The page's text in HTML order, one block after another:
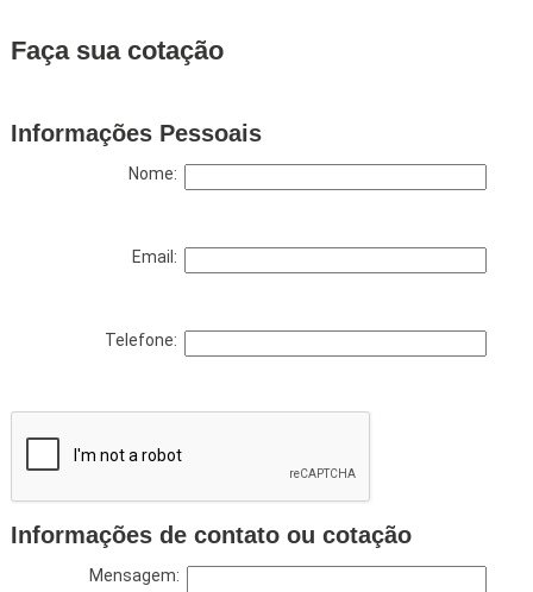
Faça sua cotação
Informações Pessoais
Nome:
Email:
Telefone:
Informações de contato ou cotação
Mensagem: